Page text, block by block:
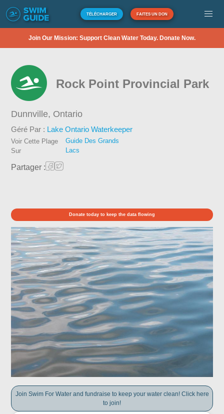
TÉLÉCHARGER FAITES UN DON
Join Our Mission: Support Clean Water Today. Donate Now.
Rock Point Provincial Park
Dunnville, Ontario
Géré Par : Lake Ontario Waterkeeper
Voir Cette Plage
Sur
Guide Des Grands
Lacs
Partager :
Donate today to keep the data flowing
Join Swim For Water and fundraise to keep your water clean! Click here
to join!